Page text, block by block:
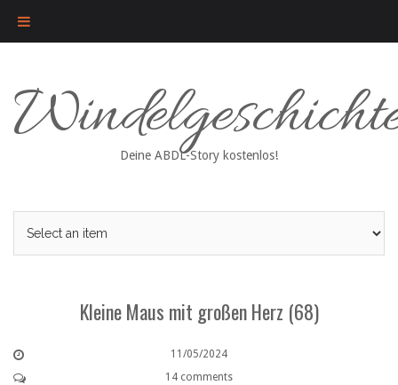
content
Deine ABDL-Story kostenlos!
Kleine Maus mit großen Herz (68)
11/05/2024
14 comments